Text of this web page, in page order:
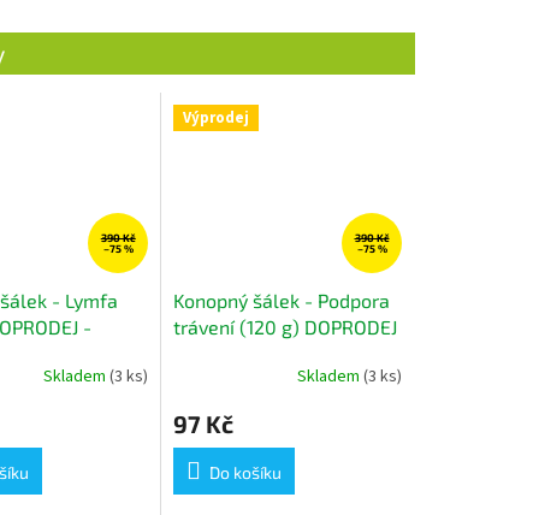
390 Kč
–75 %
- Lymfa
-
Skladem(3 ks)
Výprodej
390 Kč
–75 %
Konopný šálek - Podpora
trávení (120 g) DOPRODEJ
Skladem (3 ks)
97 Kč
Do košíku